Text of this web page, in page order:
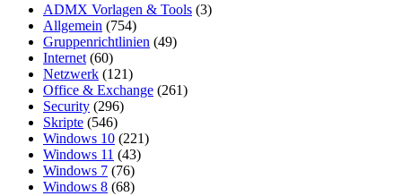
ADMX Vorlagen & Tools (3)
Allgemein (754)
Gruppenrichtlinien (49)
Internet (60)
Netzwerk (121)
Office & Exchange (261)
Security (296)
Skripte (546)
Windows 10 (221)
Windows 11 (43)
Windows 7 (76)
Windows 8 (68)